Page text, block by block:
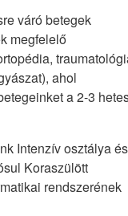
váró betegek
megfelelő
ahol
a 2-3
Intenzív osztálya és
Koraszülött
rendszerének